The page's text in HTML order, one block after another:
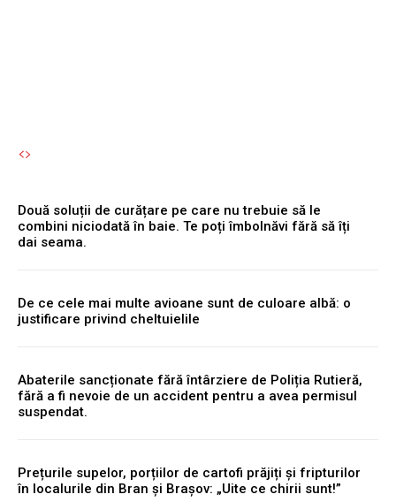
Două soluții de curățare pe care nu trebuie să le
combini niciodată în baie. Te poți îmbolnăvi fără să îți
dai seama.
De ce cele mai multe avioane sunt de culoare albă: o
justificare privind cheltuielile
Abaterile sancționate fără întârziere de Poliția Rutieră,
fără a fi nevoie de un accident pentru a avea permisul
suspendat.
Prețurile supelor, porțiilor de cartofi prăjiți și fripturilor
în localurile din Bran și Brașov: „Uite ce chirii sunt!”